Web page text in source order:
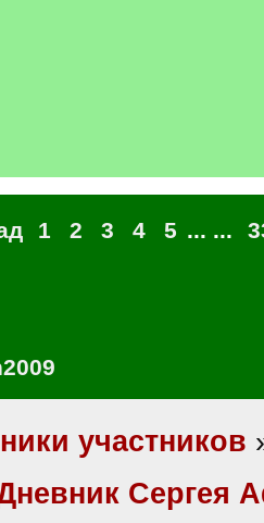
1 2 3 4 5 ... ...
участников
Сергея